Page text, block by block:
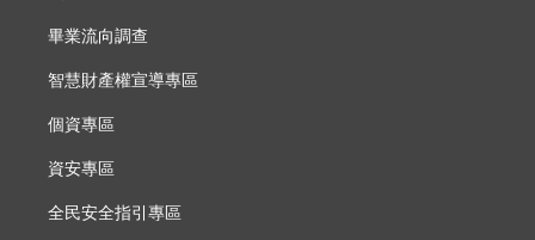
畢業流向調查
智慧財產權宣導專區
個資專區
資安專區
全民安全指引專區